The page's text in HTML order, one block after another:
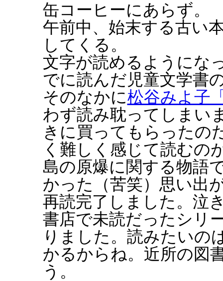
缶コーヒーにあらず。
午前中、始末する古い
してくる。
文字が読めるようにな
でに読んだ児童文学書
そのなかに松谷みよ子
わず読み耽ってしまい
きに買ってもらったの
く難しく感じて読むの
島の原爆に関する物語
かった（苦笑）思い出
再読完了しました。泣
書店で未読だったシリ
りました。読みたいの
かるからね。近所の図
う。